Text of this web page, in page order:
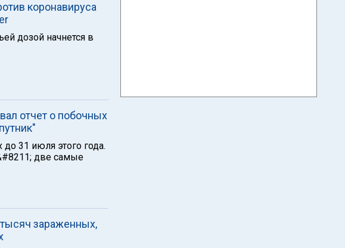
коронавируса
дозой начнется в
отчет о побочных
31 июля этого года.
две самые
зараженных,